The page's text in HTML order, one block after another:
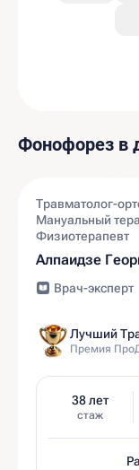
Фонофорез в
Травматолог-
Мануальный
Физиотерапевт
Алпаидзе
Врач-эксперт
Лучший
Премия
38 лет
стаж